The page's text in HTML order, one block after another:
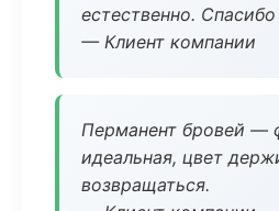
естественно.
— Клиент компании
Перманент бровей —
идеальная, цвет
возвращаться.